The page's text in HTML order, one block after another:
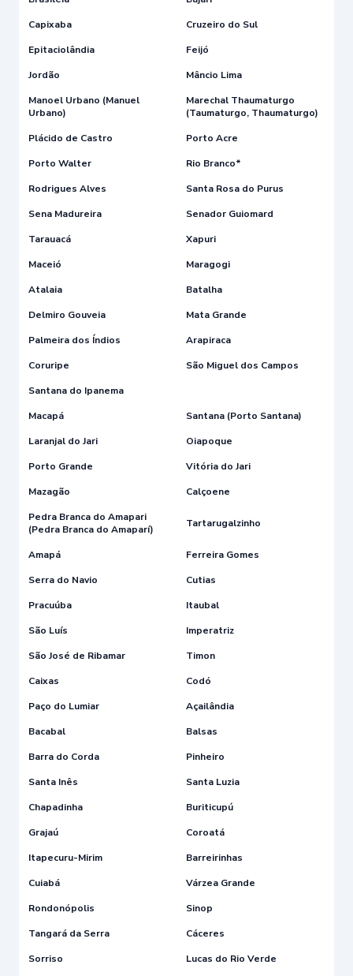
Capixaba
Cruzeiro do Sul
Epitaciolândia
Feijó
Jordão
Mâncio Lima
Manoel Urbano (Manuel
Urbano)
Marechal Thaumaturgo
(Taumaturgo, Thaumaturgo)
Plácido de Castro
Porto Acre
Porto Walter
Rio Branco*
Rodrigues Alves
Santa Rosa do Purus
Sena Madureira
Senador Guiomard
Tarauacá
Xapuri
Maceió
Maragogi
Atalaia
Batalha
Delmiro Gouveia
Mata Grande
Palmeira dos Índios
Arapiraca
Coruripe
São Miguel dos Campos
Santana do Ipanema
Macapá
Santana (Porto Santana)
Laranjal do Jari
Oiapoque
Porto Grande
Vitória do Jari
Mazagão
Calçoene
Pedra Branca do Amapari
(Pedra Branca do Amaparí)
Tartarugalzinho
Amapá
Ferreira Gomes
Serra do Navio
Cutias
Pracuúba
Itaubal
São Luís
Imperatriz
São José de Ribamar
Timon
Caixas
Codó
Paço do Lumiar
Açailândia
Bacabal
Balsas
Barra do Corda
Pinheiro
Santa Inês
Santa Luzia
Chapadinha
Buriticupú
Grajaú
Coroatá
Itapecuru-Mirim
Barreirinhas
Cuiabá
Várzea Grande
Rondonópolis
Sinop
Tangará da Serra
Cáceres
Sorriso
Lucas do Rio Verde